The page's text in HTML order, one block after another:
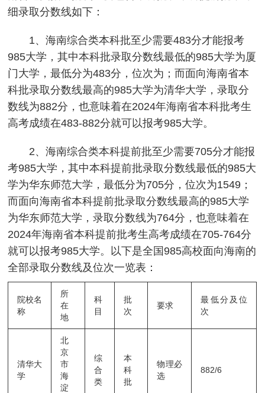
细录取分数线如下：
1、海南综合类本科批至少需要483分才能报考
985大学，其中本科批录取分数线最低的985大学为厦
门大学，最低分为483分，位次为；而面向海南省本
科批录取分数线最高的985大学为清华大学，录取分
数线为882分，也意味着在2024年海南省本科批考生
高考成绩在483-882分就可以报考985大学。
2、海南综合类本科提前批至少需要705分才能报
考985大学，其中本科提前批录取分数线最低的985大
学为华东师范大学，最低分为705分，位次为1549；
而面向海南省本科提前批录取分数线最高的985大学
为华东师范大学，录取分数线为764分，也意味着在
2024年海南省本科提前批考生高考成绩在705-764分
就可以报考985大学。以下是全国985高校面向海南的
全部录取分数线及位次一览表：
院校名
称
所
在
地
科
目
批
次
要求
最低分及位
次
清华大
学
北
京
市
海
淀
综
合
类
本
科
批
物理必
选
882/6